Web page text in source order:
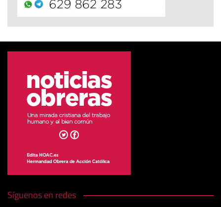
Síguenos en redes